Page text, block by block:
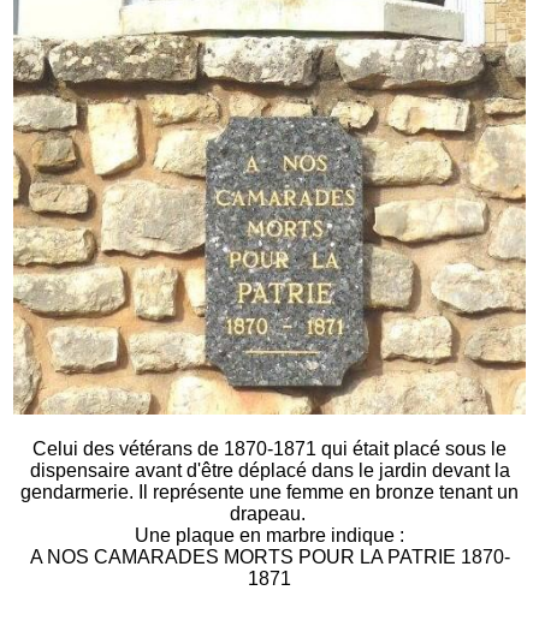
Celui des vétérans de 1870-1871 qui était placé sous le
dispensaire avant d'être déplacé dans le jardin devant la
gendarmerie. Il représente une femme en bronze tenant un
drapeau.
Une plaque en marbre indique :
A NOS CAMARADES MORTS POUR LA PATRIE 1870-
1871